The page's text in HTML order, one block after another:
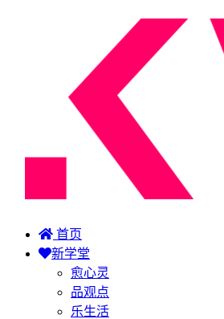
首页
新学堂
愈心灵
品观点
乐生活